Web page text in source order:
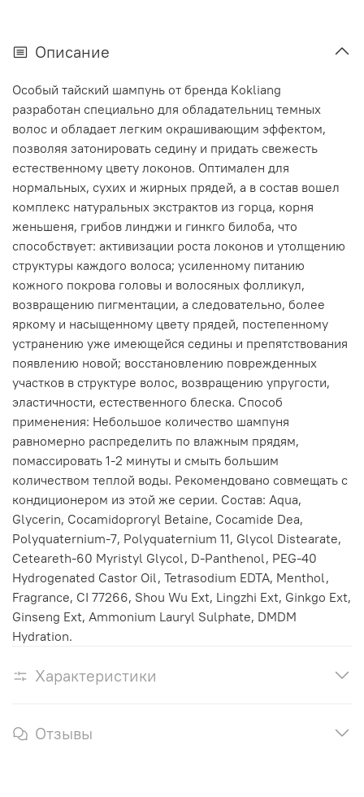
Описание
Особый тайский шампунь от бренда Kokliang
разработан специально для обладательниц темных
волос и обладает легким окрашивающим эффектом,
позволяя затонировать седину и придать свежесть
естественному цвету локонов. Оптимален для
нормальных, сухих и жирных прядей, а в состав вошел
комплекс натуральных экстрактов из горца, корня
женьшеня, грибов линджи и гинкго билоба, что
способствует: активизации роста локонов и утолщению
структуры каждого волоса; усиленному питанию
кожного покрова головы и волосяных фолликул,
возвращению пигментации, а следовательно, более
яркому и насыщенному цвету прядей, постепенному
устранению уже имеющейся седины и препятствования
появлению новой; восстановлению поврежденных
участков в структуре волос, возвращению упругости,
эластичности, естественного блеска. Способ
применения: Небольшое количество шампуня
равномерно распределить по влажным прядям,
помассировать 1-2 минуты и смыть большим
количеством теплой воды. Рекомендовано совмещать с
кондиционером из этой же серии. Состав: Aqua,
Glycerin, Cocamidoproryl Betaine, Cocamide Dea,
Polyquaternium-7, Polyquaternium 11, Glycol Distearate,
Ceteareth-60 Myristyl Glycol, D-Panthenol, PEG-40
Hydrogenated Castor Oil, Tetrasodium EDTA, Menthol,
Fragrance, CI 77266, Shou Wu Ext, Lingzhi Ext, Ginkgo Ext,
Ginseng Ext, Ammonium Lauryl Sulphate, DMDM
Hydration.
Характеристики
Отзывы